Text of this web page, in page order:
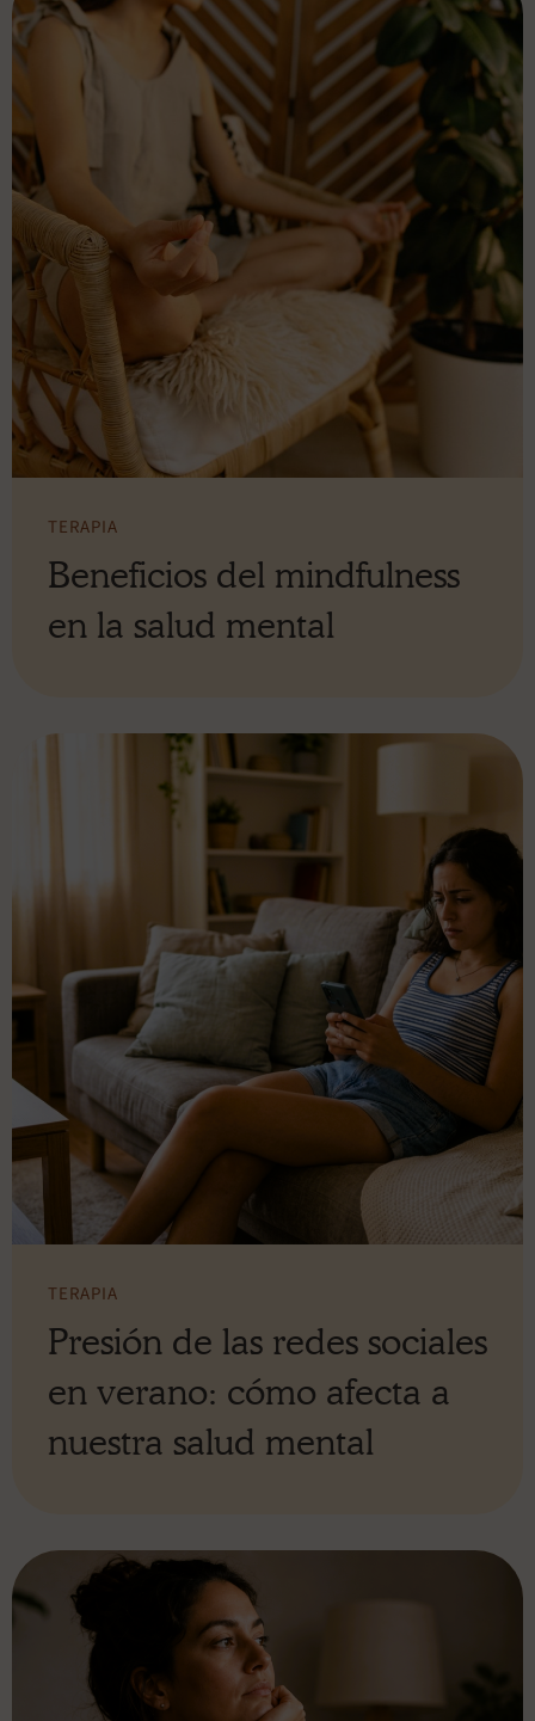
TERAPIA
Beneficios del mindfulness
en la salud mental
TERAPIA
Presión de las redes sociales
en verano: cómo afecta a
nuestra salud mental